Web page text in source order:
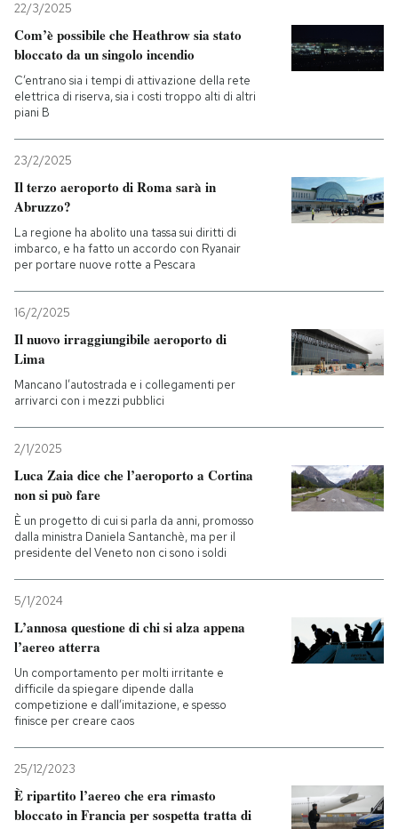
22/3/2025
Com’è possibile che Heathrow sia stato
bloccato da un singolo incendio
C’entrano sia i tempi di attivazione della rete
elettrica di riserva, sia i costi troppo alti di altri
piani B
23/2/2025
Il terzo aeroporto di Roma sarà in
Abruzzo?
La regione ha abolito una tassa sui diritti di
imbarco, e ha fatto un accordo con Ryanair
per portare nuove rotte a Pescara
16/2/2025
Il nuovo irraggiungibile aeroporto di
Lima
Mancano l’autostrada e i collegamenti per
arrivarci con i mezzi pubblici
2/1/2025
Luca Zaia dice che l’aeroporto a Cortina
non si può fare
È un progetto di cui si parla da anni, promosso
dalla ministra Daniela Santanchè, ma per il
presidente del Veneto non ci sono i soldi
5/1/2024
L’annosa questione di chi si alza appena
l’aereo atterra
Un comportamento per molti irritante e
difficile da spiegare dipende dalla
competizione e dall’imitazione, e spesso
finisce per creare caos
25/12/2023
È ripartito l’aereo che era rimasto
bloccato in Francia per sospetta tratta di